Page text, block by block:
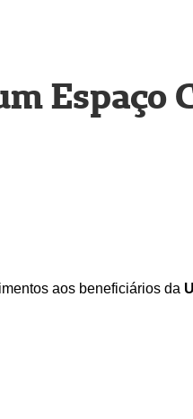
Espaço
aos beneficiários da